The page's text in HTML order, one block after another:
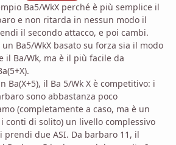
Ba5/WkX perché è più semplice il
e non ritarda in nessun modo il
il secondo attacco, e poi cambi.
Ba5/WkX basato su forza sia il modo
il Ba/Wk, ma è il più facile da
Ba(X+5), il Ba 5/Wk X è competitivo: i
sono abbastanza poco
(completamente a caso, ma è un
conti di solito) un livello complessivo
prendi due ASI. Da barbaro 11, il